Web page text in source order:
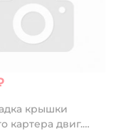
крышки
картера двиг.